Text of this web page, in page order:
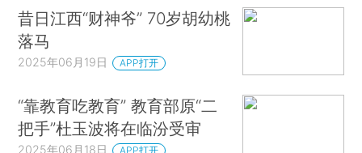
昔日江西“财神爷” 70岁胡幼桃
落马
2025年06月19日 APP打开
“靠教育吃教育” 教育部原“二
把手”杜玉波将在临汾受审
2025年06月18日 APP打开